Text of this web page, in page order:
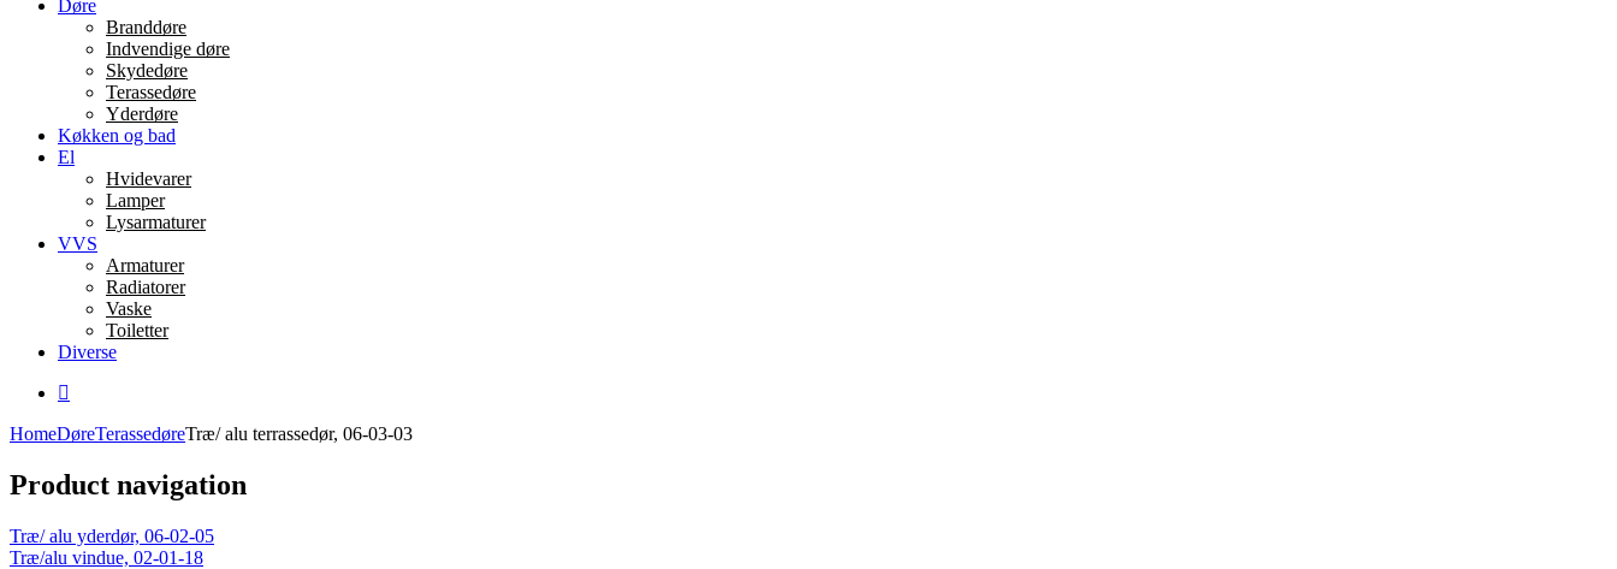
Døre
Branddøre
Indvendige døre
Skydedøre
Terassedøre
Yderdøre
Køkken og bad
El
Hvidevarer
Lamper
Lysarmaturer
VVS
Armaturer
Radiatorer
Vaske
Toiletter
Diverse
HomeDøreTerassedøreTræ/ alu terrassedør, 06-03-03
Product navigation
Træ/ alu yderdør, 06-02-05
Træ/alu vindue, 02-01-18